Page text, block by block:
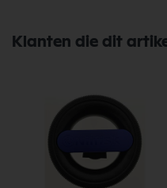
Klanten die dit